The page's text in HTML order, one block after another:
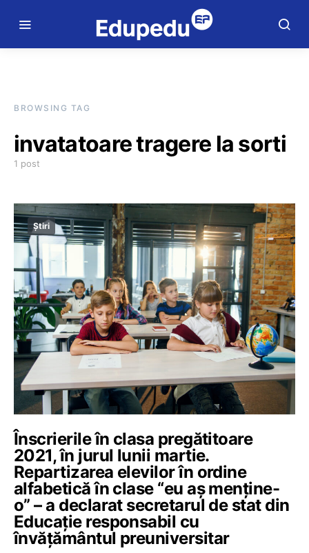
BROWSING TAG
invatatoare tragere la sorti
1 post
Știri
Înscrierile în clasa pregătitoare
2021, în jurul lunii martie.
Repartizarea elevilor în ordine
alfabetică în clase “eu aș menține-
o” – a declarat secretarul de stat din
Educație responsabil cu
învățământul preuniversitar